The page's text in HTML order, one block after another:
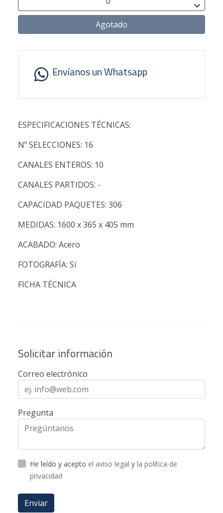
Agotado
Envíanos un Whatsapp
ESPECIFICACIONES TÉCNICAS:
Nº SELECCIONES: 16
CANALES ENTEROS: 10
CANALES PARTIDOS: -
CAPACIDAD PAQUETES: 306
MEDIDAS: 1600 x 365 x 405 mm
ACABADO: Acero
FOTOGRAFÍA: Sí
FICHA TÉCNICA
Solicitar información
Correo electrónico
Pregunta
He leído y acepto el aviso legal y la política de
privacidad
Enviar